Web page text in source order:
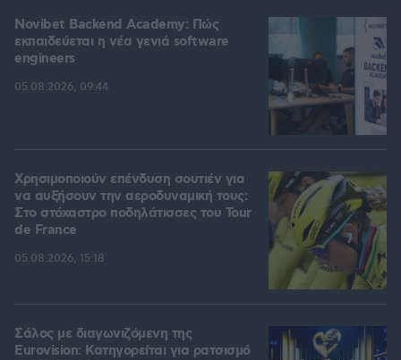
Novibet Backend Academy: Πώς
εκπαιδεύεται η νέα γενιά software
engineers
05.08.2026, 09:44
Χρησιμοποιούν επένδυση σουτιέν για
να αυξήσουν την αεροδυναμική τους:
Στο στόχαστρο ποδηλάτισσες του Tour
de France
05.08.2026, 15:18
Σάλος με διαγωνιζόμενη της
Eurovision: Κατηγορείται για ρατσισμό